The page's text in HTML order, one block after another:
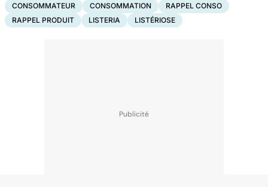
CONSOMMATEUR CONSOMMATION
RAPPEL CONSO
RAPPEL PRODUIT
LISTERIA LISTÉRIOSE